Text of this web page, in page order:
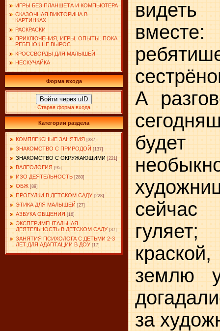
ИГРЫ БЕЗ ПЛАНШЕТА И КОМПЬЮТЕРА
СКАЗОЧНАЯ ВИКТОРИНА В
КАРТИНКАХ
РАСКРАСКИ
ПРИКЛЮЧЕНИЯ, ИГРЫ, ОПЫТЫ. ПОКА
РЕБЕНОК НЕ ВЫРОС
КРОССВОРДЫ ДЛЯ МАЛЫШЕЙ
НЕСКУЧАЙКА
Форма входа
Войти через uID
Старая форма входа
Категории раздела
КОМПЛЕКСНЫЕ ЗАНЯТИЯ [387]
ЗНАКОМСТВО С ПРИРОДОЙ [137]
ЗНАКОМСТВО С ОКРУЖАЮЩИМИ [221]
ВАЛЕОЛОГИЯ [95]
ИЗО ДЕЯТЕЛЬНОСТЬ [280]
ОБЖ [89]
ПРОГУЛКИ В ДЕТСКОМ САДУ [228]
ЭТИКА ДЛЯ МАЛЫШЕЙ [27]
АЗБУКА ОБЩЕНИЯ [16]
ЭКСПЕРИМЕНТАЛЬНАЯ
ДЕЯТЕЛЬНОСТЬ В ДЕТСКОМ САДУ [37]
ЗАНЯТИЯ ПСИХОЛОГА С ДЕТЬМИ 2-3
ЛЕТ ДЛЯ АДАПТАЦИИ В ДОУ [17]
А
землю
за